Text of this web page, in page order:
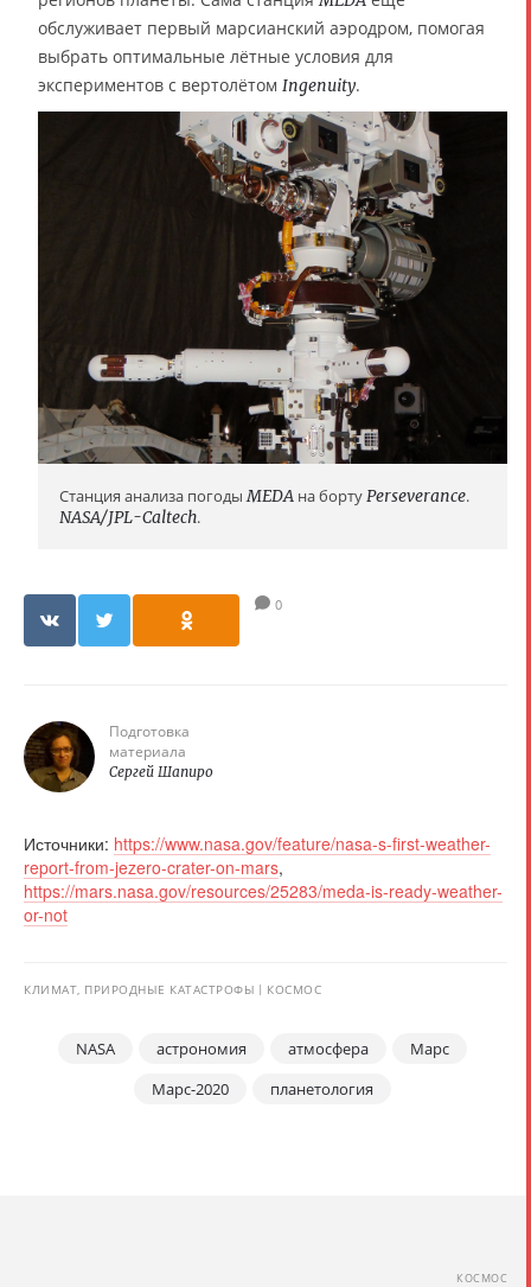
обслуживает первый марсианский аэродром, помогая
выбрать оптимальные лётные условия для
экспериментов с вертолётом Ingenuity.
Станция анализа погодыMEDA на бортуPerseverance.
NASA/JPL-Caltech.
0
Подготовка
материала
Сергей Шапиро
Источники: https://www.nasa.gov/feature/nasa-s-first-weather-
report-from-jezero-crater-on-mars,
https://mars.nasa.gov/resources/25283/meda-is-ready-weather-
or-not
КЛИМАТ, ПРИРОДНЫЕ КАТАСТРОФЫ КОСМОС
NASA астрономия атмосфера
Марс
Марс-2020
планетология
КОСМОС